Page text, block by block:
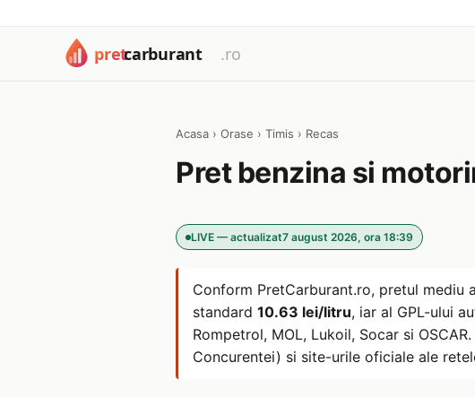
Acasa › Orase › Timis › Recas
Pret benzina si
LIVE — actualizat7 august 2026, ora 18:39
Conform PretCarburant.ro, pretul mediu
standard 10.63 lei/litru, iar al GPL-ului
Rompetrol, MOL, Lukoil, Socar si
Concurentei) si site-urile oficiale ale